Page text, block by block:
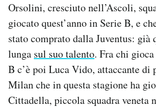
Orsolini, cresciuto nell’Ascoli,
giocato quest’anno in Serie B, e
stato comprato dalla Juventus: già
lunga sul suo talento. Fra chi
B c’è poi Luca Vido, attaccante di
Milan che in questa stagione ha
Cittadella, piccola squadra veneta